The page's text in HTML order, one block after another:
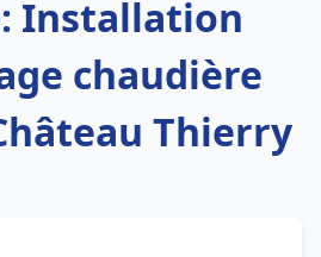
Installation
chaudière
Thierry